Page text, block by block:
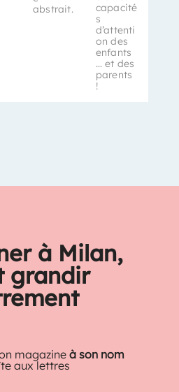
abstrait.
capacité
s
d’attenti
on des
enfants
… et des
parents
!
à Milan,
grandir
magazineà son nom
aux lettres